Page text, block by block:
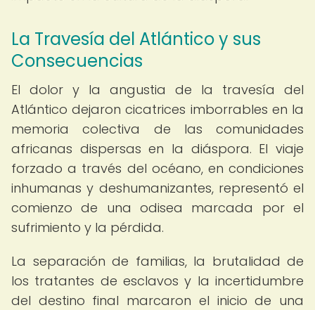
La Travesía del Atlántico y sus
Consecuencias
El dolor y la angustia de la travesía del
Atlántico dejaron cicatrices imborrables en la
memoria colectiva de las comunidades
africanas dispersas en la diáspora. El viaje
forzado a través del océano, en condiciones
inhumanas y deshumanizantes, representó el
comienzo de una odisea marcada por el
sufrimiento y la pérdida.
La separación de familias, la brutalidad de
los tratantes de esclavos y la incertidumbre
del destino final marcaron el inicio de una